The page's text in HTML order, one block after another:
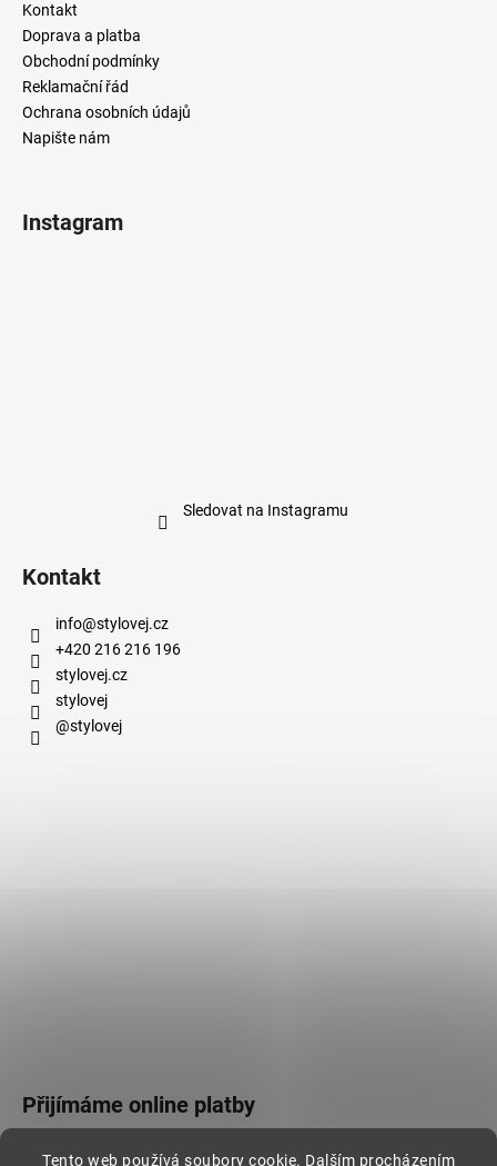
Tento web používá soubory cookie. Dalším procházením
Kontakt
Doprava a platba
Obchodní podmínky
Reklamační řád
Ochrana osobních údajů
Napište nám
Instagram
Sledovat na Instagramu
Kontakt
info@stylovej.cz
+420 216 216 196
stylovej.cz
stylovej
@stylovej
Přijímáme online platby